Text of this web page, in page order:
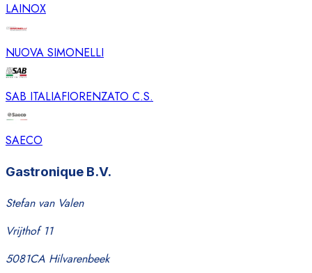
LAINOX
NUOVA SIMONELLI
SAB ITALIAFIORENZATO C.S.
SAECO
Gastronique B.V.
Stefan van Valen
Vrijthof 11
5081CA Hilvarenbeek